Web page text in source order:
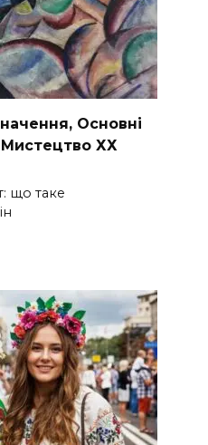
Основні
ХХ
що таке